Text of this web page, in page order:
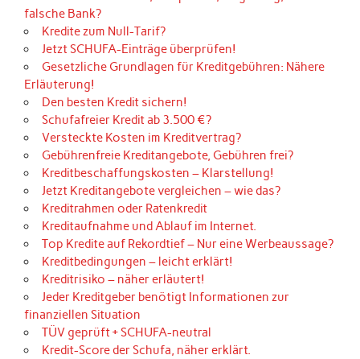
falsche Bank?
Kredite zum Null-Tarif?
Jetzt SCHUFA-Einträge überprüfen!
Gesetzliche Grundlagen für Kreditgebühren: Nähere
Erläuterung!
Den besten Kredit sichern!
Schufafreier Kredit ab 3.500 €?
Versteckte Kosten im Kreditvertrag?
Gebührenfreie Kreditangebote, Gebühren frei?
Kreditbeschaffungskosten – Klarstellung!
Jetzt Kreditangebote vergleichen – wie das?
Kreditrahmen oder Ratenkredit
Kreditaufnahme und Ablauf im Internet.
Top Kredite auf Rekordtief – Nur eine Werbeaussage?
Kreditbedingungen – leicht erklärt!
Kreditrisiko – näher erläutert!
Jeder Kreditgeber benötigt Informationen zur
finanziellen Situation
TÜV geprüft + SCHUFA-neutral
Kredit-Score der Schufa, näher erklärt.